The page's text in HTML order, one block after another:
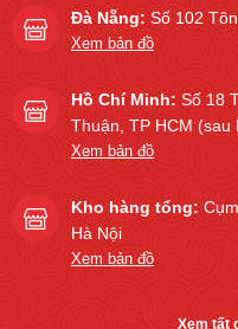
Đà Nẵng: Số 102
Xem bản đồ
Hồ Chí Minh: Số 18
Thuận, TP HCM
Xem bản đồ
Kho hàng tổng:
Hà Nội
Xem bản đồ
Xem tất